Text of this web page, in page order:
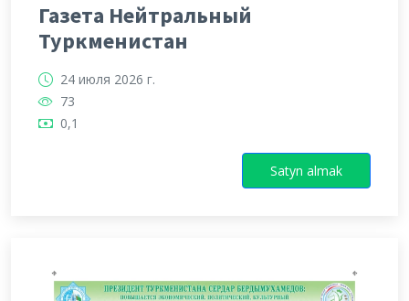
Газета Нейтральный
Туркменистан
24 июля 2026 г.
73
0,1
Satyn almak